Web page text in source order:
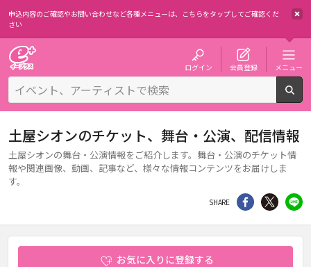
申込内容のご確認やお問い合わせなど各種メニューは、 こちらをタップしてご確認くだ
さい
ログイン 会員登録 メニュー
土屋シオンのチケット、舞台・公演、配信情報
土屋シオンの舞台・公演情報をご紹介します。舞台・公演のチケット情
報や関連画像、動画、記事など、様々な情報コンテンツをお届けしま
す。
SHARE シェア Twitter
お気に入りに登録する